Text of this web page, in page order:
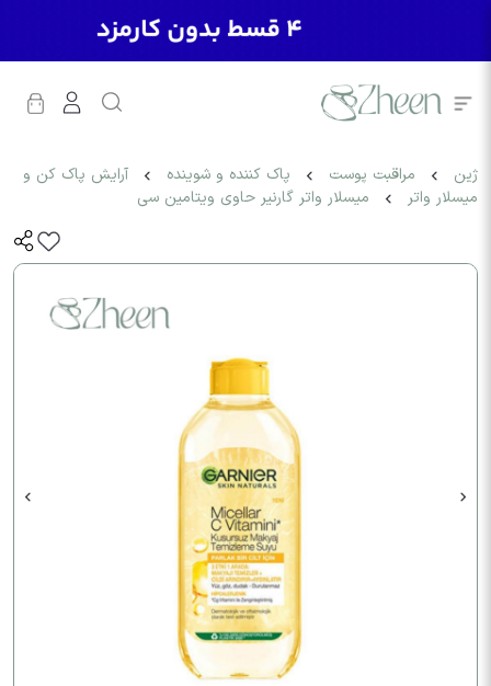
ژین مراقبت پوست پاک کننده و شوینده
آرایش پاک کن و
میسلار واتر
میسلار واتر گارنیر حاوی ویتامین سی